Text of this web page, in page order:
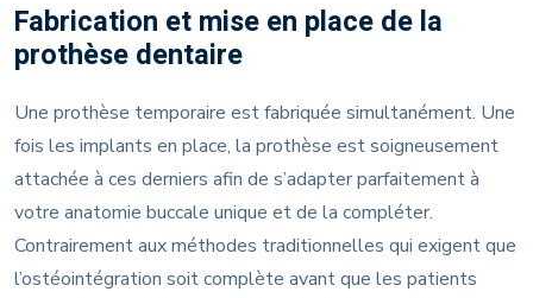
Fabrication et mise en place de la
prothèse dentaire
Une prothèse temporaire est fabriquée simultanément. Une
fois les implants en place, la prothèse est soigneusement
attachée à ces derniers afin de s’adapter parfaitement à
votre anatomie buccale unique et de la compléter.
Contrairement aux méthodes traditionnelles qui exigent que
l’ostéointégration soit complète avant que les patients